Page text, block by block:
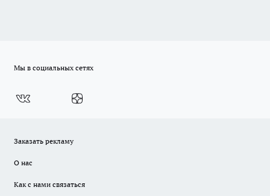
Мы в социальных сетях
Заказать рекламу
О нас
Как с нами связаться